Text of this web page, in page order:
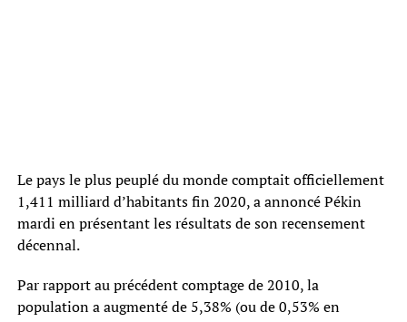
Le pays le plus peuplé du monde comptait officiellement
1,411 milliard d’habitants fin 2020, a annoncé Pékin
mardi en présentant les résultats de son recensement
décennal.
Par rapport au précédent comptage de 2010, la
population a augmenté de 5,38% (ou de 0,53% en